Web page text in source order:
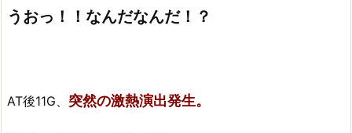
うおっ！！なんだなんだ！？
AT後11G、 突然の激熱演出発生。